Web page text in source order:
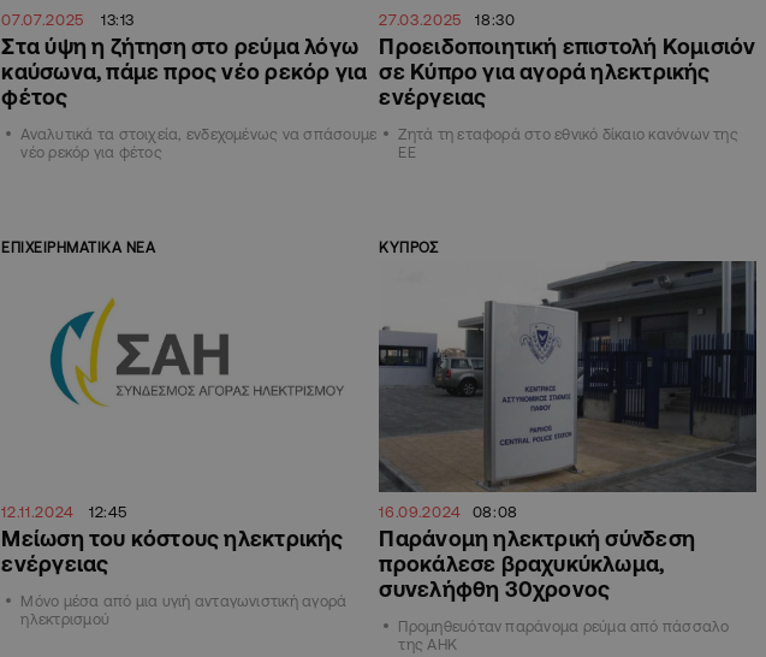
07.07.2025 13:13
Στα ύψη η ζήτηση στο ρεύμα λόγω
καύσωνα, πάμε προς νέο ρεκόρ για
φέτος
Αναλυτικά τα στοιχεία, ενδεχομένως να σπάσουμε
νέο ρεκόρ για φέτος
27.03.2025 18:30
Προειδοποιητική επιστολή Κομισιόν
σε Κύπρο για αγορά ηλεκτρικής
ενέργειας
Ζητά τη εταφορά στο εθνικό δίκαιο κανόνων της
ΕΕ
ΕΠΙΧΕΙΡΗΜΑΤΙΚΑ ΝΕΑ
12.11.2024 12:45
Μείωση του κόστους ηλεκτρικής
ενέργειας
Μόνο μέσα από μια υγιή ανταγωνιστική αγορά
ηλεκτρισμού
ΚΥΠΡΟΣ
16.09.2024 08:08
Παράνομη ηλεκτρική σύνδεση
προκάλεσε βραχυκύκλωμα,
συνελήφθη 30χρονος
Προμηθευόταν παράνομα ρεύμα από πάσσαλο
της ΑΗΚ